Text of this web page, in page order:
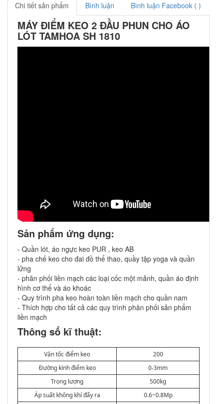
Chi tiết sản phẩm Bình luận Bình luận Facebook ( )
MÁY ĐIỂM KEO 2 ĐẦU PHUN CHO ÁO
LÓT TAMHOA SH 1810
Sản phẩm ứng dụng:
- Quần lót, áo ngực keo PUR , keo AB
- pha chế keo cho đai đồ thể thao, quầy tập yoga và quần
lửng
- phân phối liền mạch các loại cốc một mảnh, quần áo định
hình cơ thể và áo khoác
- Quy trình pha keo hoàn toàn liền mạch cho quần nam
- Thích hợp cho tất cả các quy trình phân phối sản phẩm
liền mạch
Thông số kĩ thuật:
Vận tốc điểm keo
200
Đường kính điểm keo
0-3mm
Trọng lượng
500kg
Áp suất không khí đẩy ra
0.6~0.8Mp